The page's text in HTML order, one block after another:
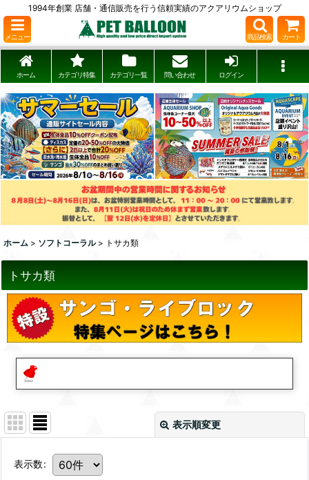
1994年創業 店舗・通信販売を行う信頼実績のアクアリウムショップ
メニュー 商品検索 カート
ホーム カテゴリ特集 カテゴリ一覧 問い合わせ ログイン
ホーム > ソフトコーラル > トサカ類
トサカ類
表示順変更
表示数: